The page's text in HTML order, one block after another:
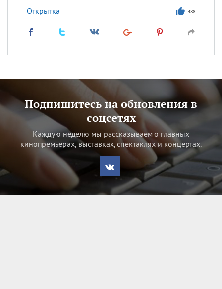
Открытка 488
Подпишитесь на обновления в
соцсетях
Каждую неделю мы рассказываем о главных
кинопремьерах, выставках, спектаклях и концертах.